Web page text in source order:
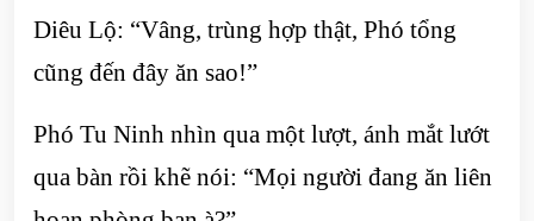
Diêu Lộ: “Vâng, trùng hợp thật, Phó tổng
cũng đến đây ăn sao!”
Phó Tu Ninh nhìn qua một lượt, ánh mắt lướt
qua bàn rồi khẽ nói: “Mọi người đang ăn liên